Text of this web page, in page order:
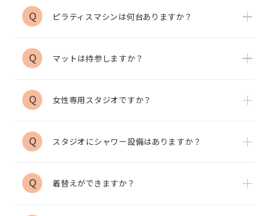
Q ピラティスマシンは何台ありますか？
Q マットは持参しますか？
Q 女性専用スタジオですか？
Q スタジオにシャワー設備はありますか？
Q 着替えができますか？